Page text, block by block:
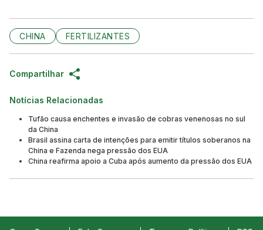
CHINA FERTILIZANTES
Compartilhar
Notícias Relacionadas
Tufão causa enchentes e invasão de cobras venenosas no sul
da China
Brasil assina carta de intenções para emitir títulos soberanos na
China e Fazenda nega pressão dos EUA
China reafirma apoio a Cuba após aumento da pressão dos EUA